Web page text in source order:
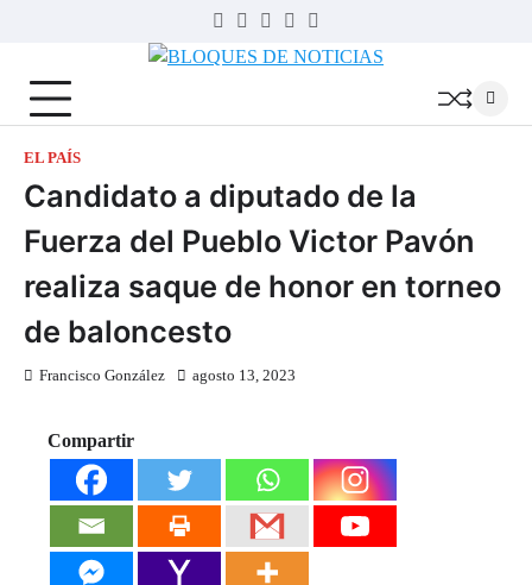
Twitter
Facebook
LinkedIn
Instagram
YouTube
EL PAÍS
Candidato a diputado de la
Fuerza del Pueblo Victor Pavón
realiza saque de honor en torneo
de baloncesto
Francisco González agosto 13, 2023
Compartir